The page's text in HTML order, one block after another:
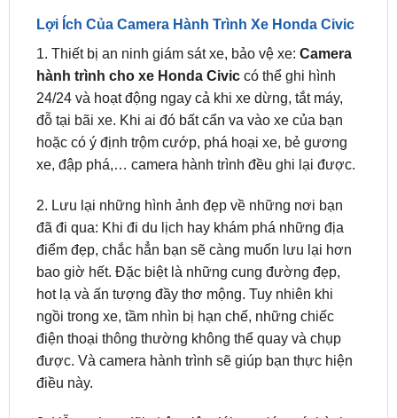
0949.60.3979để được tư vấn lắp
đặt tận nơi miễn phí
Lợi Ích Của Camera Hành Trình Xe Honda Civic
1. Thiết bị an ninh giám sát xe, bảo vệ xe:Camera
hành trình cho xe Honda Civiccó thể ghi hình
24/24 và hoạt động ngay cả khi xe dừng, tắt máy,
hoặc có ý định trộm cướp, phá hoại xe, bẻ gương
xe, đập phá,… camera hành trình đều ghi lại được.
2. Lưu lại những hình ảnh đẹp về những nơi bạn
đã đi qua: Khi đi du lịch hay khám phá những địa
điểm đẹp, chắc hẳn bạn sẽ càng muốn lưu lại hơn
bao giờ hết. Đặc biệt là những cung đường đẹp,
hot lạ và ấn tượng đầy thơ mộng. Tuy nhiên khi
ngồi trong xe, tầm nhìn bị hạn chế, những chiếc